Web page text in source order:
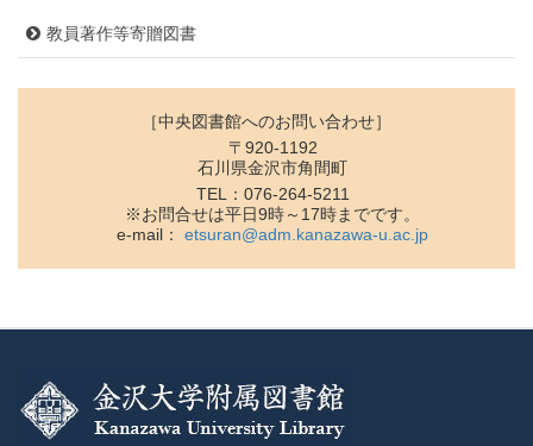
教員著作等寄贈図書
［中央図書館へのお問い合わせ］
〒920-1192
石川県金沢市角間町
TEL：076-264-5211
※お問合せは平日9時～17時までです。
e-mail： etsuran@adm.kanazawa-u.ac.jp